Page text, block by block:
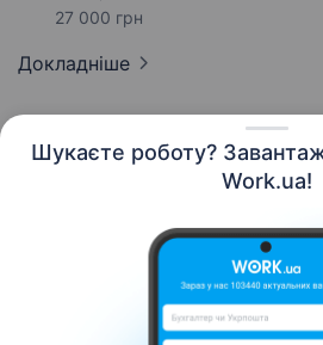
Шукаєте роботу?
Work.ua!
27 000 грн
Докладніше